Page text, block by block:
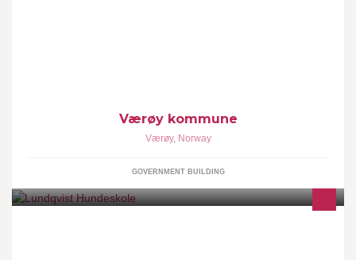
Værøy kommune
Værøy, Norway
GOVERNMENT BUILDING